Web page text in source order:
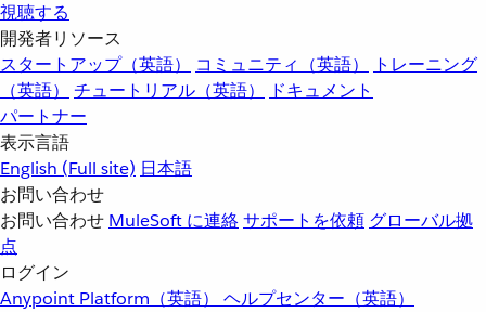
視聴する
開発者リソース
スタートアップ（英語）
コミュニティ（英語）
トレーニング
（英語）
チュートリアル（英語）
ドキュメント
パートナー
表示言語
English (Full site) 日本語
お問い合わせ
お問い合わせ MuleSoft に連絡サポートを依頼 グローバル拠
点
ログイン
Anypoint Platform（英語） ヘルプセンター（英語）